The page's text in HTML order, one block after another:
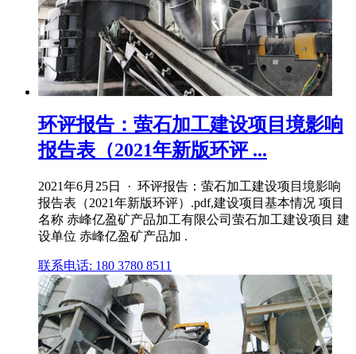
环评报告：萤石加工建设项目境影响
报告表（2021年新版环评 ...
2021年6月25日 · 环评报告：萤石加工建设项目境影响
报告表（2021年新版环评）.pdf,建设项目基本情况 项目
名称 赤峰亿盈矿产品加工有限公司萤石加工建设项目 建
设单位 赤峰亿盈矿产品加 .
联系电话: 180 3780 8511